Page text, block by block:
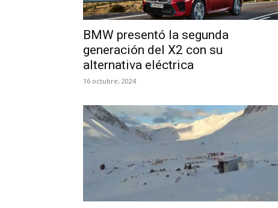
BMW presentó la segunda
generación del X2 con su
alternativa eléctrica
16 octubre, 2024